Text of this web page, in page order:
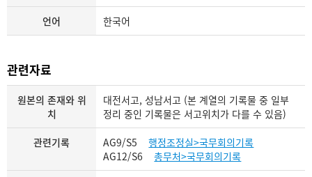
언어 한국어
관련자료
원본의 존재와 위
치
대전서고, 성남서고 (본 계열의 기록물 중 일부
정리 중인 기록물은 서고위치가 다를 수 있음)
관련기록 AG9/S5
행정조정실>국무회의기록
AG12/S6
총무처>국무회의기록